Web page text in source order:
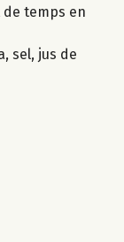
temps en
sel, jus de